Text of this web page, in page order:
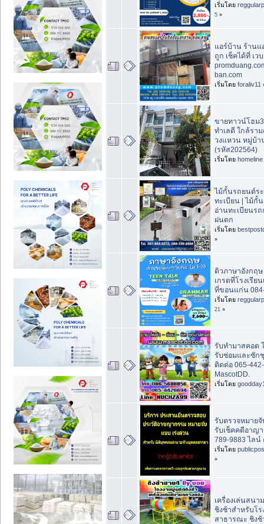
เริ่มโดย
5 »
แอร์บ้าน ร้านแ
ถูก เช็คได้ที่ เวบ
ban.com
เริ่มโดย foraliv11
ขายทาวน์โฮม
ทำเลดี ใกล้รา
วงแหวน หมู่บ้า
(รหัส202564)
เริ่มโดย homeline
ไม้กั้นรถยนต์ร
ทะเบียน | ไม้กั้
อ่านทะเบียนร
ฝนตก
เริ่มโดย
»
ติวภาษาอังกฤ
เกรดที่โรงเรีย
ที่ขอนแก่น
เริ่มโดย
21 »
รับทำมาสคอต
รับซ่อมและซัก
ติดต่อ 065-
MascotDD.
เริ่มโดย
รับตรวจหมาย
รับเช็คคดีอาญ
789-9883 ไลน์
เริ่มโดย
»
เครื่องเล่นสนา
ชิงช้าสำหรับโร
สาธารณะ ชิงช้